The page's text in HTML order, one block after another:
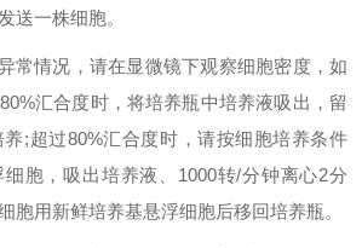
送一株细胞。
常情况，请在显微镜下观察细胞密度，如
80%汇合度时，将培养瓶中培养液吸出，留
;超过80%汇合度时，请按细胞培养条件
胞，吸出培养液、 1000转/分钟离心2分
胞用新鲜培养基悬浮细胞后移回培养瓶。